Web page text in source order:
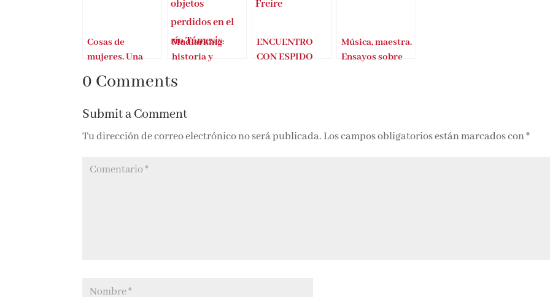
Cosas de
mujeres. Una
objetos
Mudlarking:
historia y
en el río Támesis
ENCUENTRO
CON ESPIDO
Música, maestra.
Ensayos sobre
0 Comments
Submit a Comment
Tu dirección de correo electrónico no será publicada.Los campos obligatorios están marcados con*